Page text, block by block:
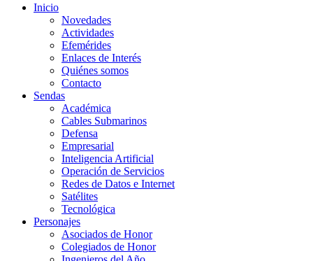
Inicio
Novedades
Actividades
Efemérides
Enlaces de Interés
Quiénes somos
Contacto
Sendas
Académica
Cables Submarinos
Defensa
Empresarial
Inteligencia Artificial
Operación de Servicios
Redes de Datos e Internet
Satélites
Tecnológica
Personajes
Asociados de Honor
Colegiados de Honor